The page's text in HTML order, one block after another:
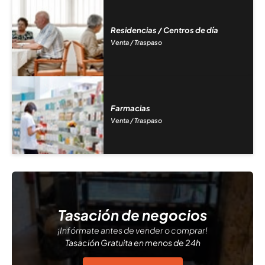
Residencias / Centros de día
Venta / Traspaso
Farmacias
Venta / Traspaso
Tasación de negocios
¡Infórmate antes de vender o comprar!
Tasación Gratuita en menos de 24h